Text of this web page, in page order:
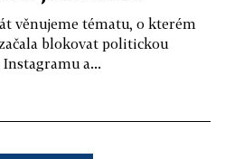
věnujeme tématu, o kterém
blokovat politickou
a...